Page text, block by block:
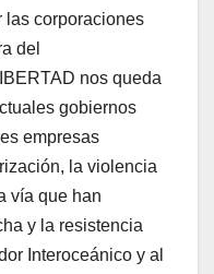
las corporaciones
del
nos queda
gobiernos
empresas
la violencia
vía que han
y la resistencia
Interoceánico y al